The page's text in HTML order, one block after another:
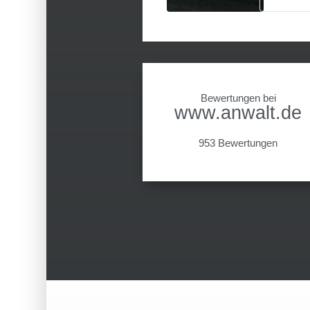
Bewertungen bei
www.anwalt.de
953 Bewertungen